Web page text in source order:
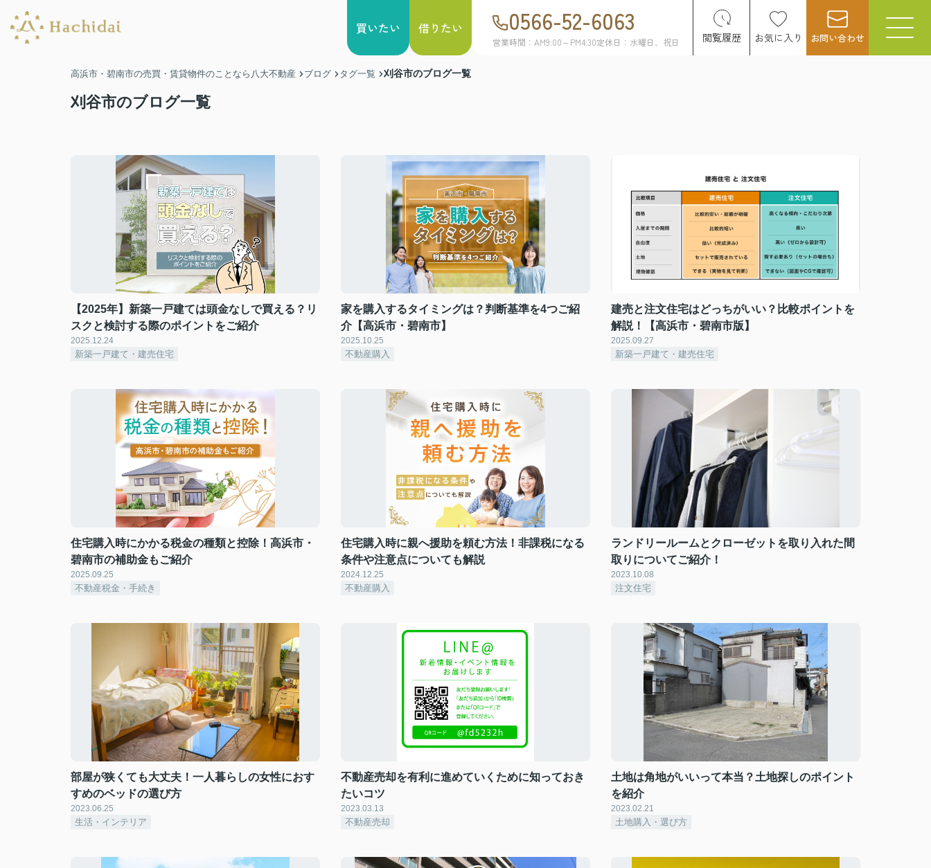
買いたい 借りたい 0566-52-6063
営業時間：AM9:00～PM4:30定休日：水曜日、祝日 閲覧履歴 お気に入り お問い合わせ
高浜市・碧南市の売買・賃貸物件のことなら八大不動産 ブログ タグ一覧 刈谷市のブログ一覧
刈谷市のブログ一覧
【2025年】新築一戸建ては頭金なしで買える？リ
スクと検討する際のポイントをご紹介
2025.12.24
新築一戸建て・建売住宅
家を購入するタイミングは？判断基準を4つご紹
介【高浜市・碧南市】
2025.10.25
不動産購入
建売と注文住宅はどっちがいい？比較ポイントを
解説！【高浜市・碧南市版】
2025.09.27
新築一戸建て・建売住宅
住宅購入時にかかる税金の種類と控除！高浜市・
碧南市の補助金もご紹介
2025.09.25
不動産税金・手続き
住宅購入時に親へ援助を頼む方法！非課税になる
条件や注意点についても解説
2024.12.25
不動産購入
ランドリールームとクローゼットを取り入れた間
取りについてご紹介！
2023.10.08
注文住宅
部屋が狭くても大丈夫！一人暮らしの女性におす
すめのベッドの選び方
2023.06.25
生活・インテリア
不動産売却を有利に進めていくために知っておき
たいコツ
2023.03.13
不動産売却
土地は角地がいいって本当？土地探しのポイント
を紹介
2023.02.21
土地購入・選び方